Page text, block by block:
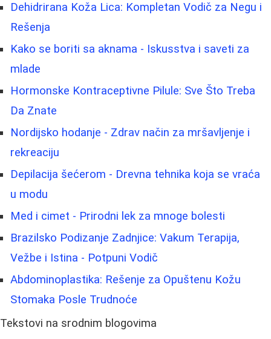
Dehidrirana Koža Lica: Kompletan Vodič za Negu i
Rešenja
Kako se boriti sa aknama - Iskusstva i saveti za
mlade
Hormonske Kontraceptivne Pilule: Sve Što Treba
Da Znate
Nordijsko hodanje - Zdrav način za mršavljenje i
rekreaciju
Depilacija šećerom - Drevna tehnika koja se vraća
u modu
Med i cimet - Prirodni lek za mnoge bolesti
Brazilsko Podizanje Zadnjice: Vakum Terapija,
Vežbe i Istina - Potpuni Vodič
Abdominoplastika: Rešenje za Opuštenu Kožu
Stomaka Posle Trudnoće
Tekstovi na srodnim blogovima